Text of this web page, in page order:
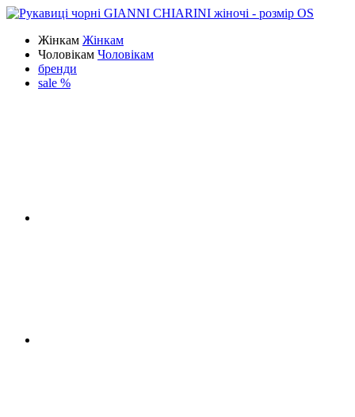
Жінкам Жінкам
Чоловікам Чоловікам
бренди
sale %